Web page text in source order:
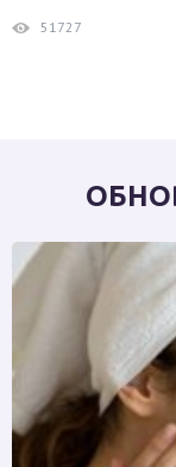
51727